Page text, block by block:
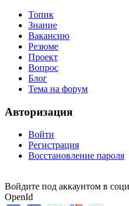
Топик
Знание
Вакансию
Резюме
Проект
Вопрос
Блог
Тема на форум
Авторизация
Войти
Регистрация
Восстановление пароля
Войдите под аккаунтом в
OpenId